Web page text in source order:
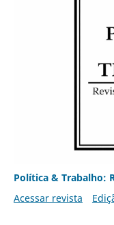
Política & Trabalho:
Acessar revista